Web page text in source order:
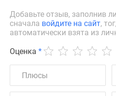
Добавьте отзыв, заполнив
сначала войдите на сайт,
автоматически взята из
Оценка *